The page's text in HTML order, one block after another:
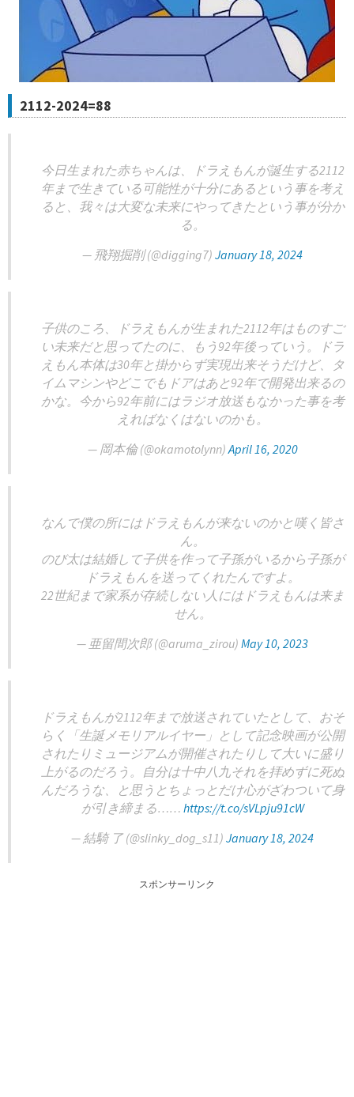
2112-2024=88
今日生まれた赤ちゃんは、ドラえもんが誕生する2112
年まで生きている可能性が十分にあるという事を考え
ると、我々は大変な未来にやってきたという事が分か
る。
— 飛翔掘削 (@digging7) January 18, 2024
子供のころ、ドラえもんが生まれた2112年はものすご
い未来だと思ってたのに、もう92年後っていう。ドラ
えもん本体は30年と掛からず実現出来そうだけど、タ
イムマシンやどこでもドアはあと92年で開発出来るの
かな。今から92年前にはラジオ放送もなかった事を考
えればなくはないのかも。
— 岡本倫 (@okamotolynn)April 16, 2020
なんで僕の所にはドラえもんが来ないのかと嘆く皆さ
ん。
のび太は結婚して子供を作って子孫がいるから子孫が
ドラえもんを送ってくれたんですよ。
22世紀まで家系が存続しない人にはドラえもんは来ま
せん。
— 亜留間次郎 (@aruma_zirou) May 10, 2023
ドラえもんが2112年まで放送されていたとして、おそ
らく「生誕メモリアルイヤー」として記念映画が公開
されたりミュージアムが開催されたりして大いに盛り
上がるのだろう。自分は十中八九それを拝めずに死ぬ
んだろうな、と思うとちょっとだけ心がざわついて身
が引き締まる…… https://t.co/sVLpju91cW
— 結騎 了 (@slinky_dog_s11) January 18, 2024
スポンサーリンク